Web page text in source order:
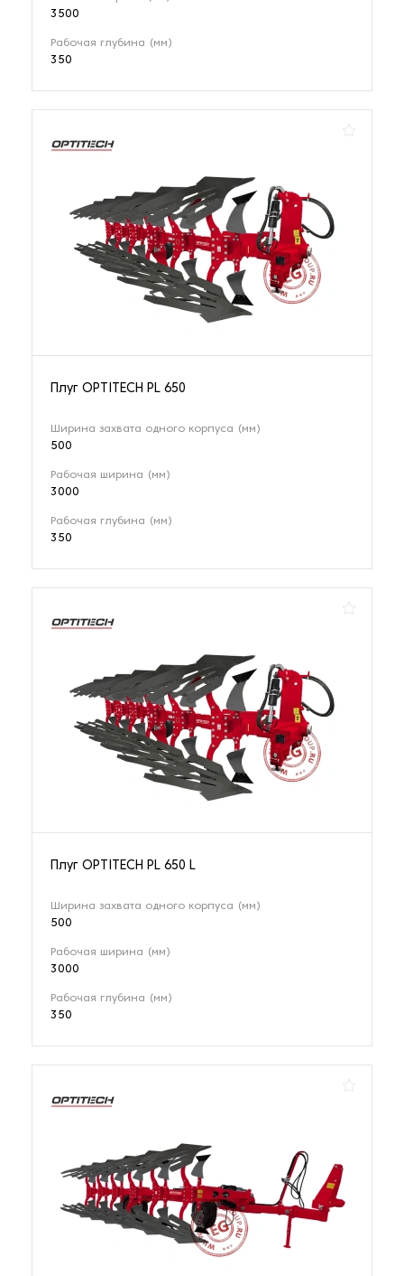
3500
Рабочая глубина (мм)
350
Плуг OPTITECH PL 650
Ширина захвата одного корпуса (мм)
500
Рабочая ширина (мм)
3000
Рабочая глубина (мм)
350
Плуг OPTITECH PL 650 L
Ширина захвата одного корпуса (мм)
500
Рабочая ширина (мм)
3000
Рабочая глубина (мм)
350